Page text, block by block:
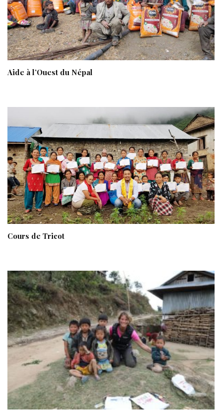
Aide à l’Ouest du Népal
Cours de Tricot